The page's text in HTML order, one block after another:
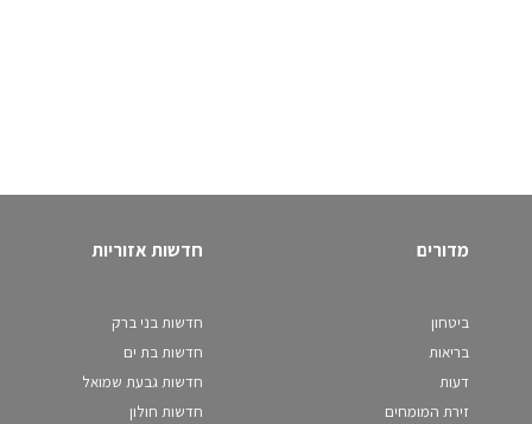
מדורים
ביטחון
בריאות
דעות
זירת המומחים
חדשות אזוריות
חדשות בני ברק
חדשות בת ים
חדשות גבעת שמואל
חדשות חולון